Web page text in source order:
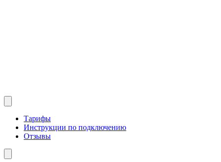
Тарифы
Инструкции по подключению
Отзывы